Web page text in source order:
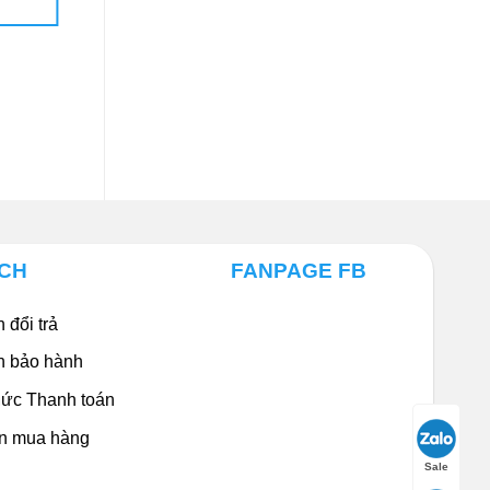
đổi trả
bảo hành
Thanh toán
mua hàng
FANPAGE FB
Sale